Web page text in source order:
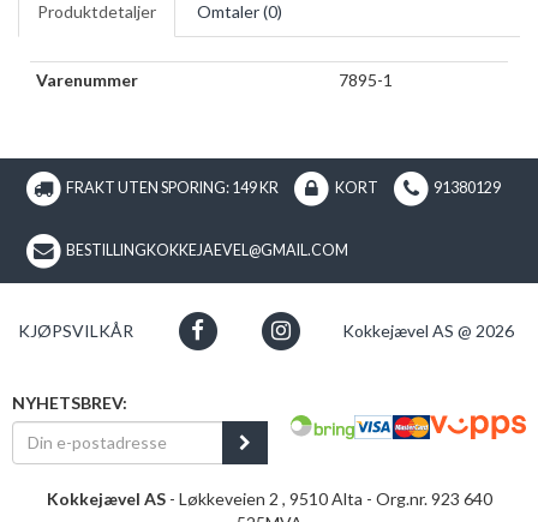
Produktdetaljer Omtaler (0)
Varenummer 7895-1
FRAKT UTEN SPORING: 149 KR KORT 91380129
BESTILLINGKOKKEJAEVEL@GMAIL.COM
KJØPSVILKÅR Kokkejævel AS @ 2026
NYHETSBREV:
Kokkejævel AS- Løkkeveien 2 , 9510 Alta - Org.nr. 923 640